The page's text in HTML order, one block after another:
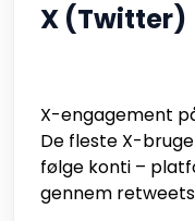
X (Twitter)
X-engagement
De fleste X-
følge konti –
gennem